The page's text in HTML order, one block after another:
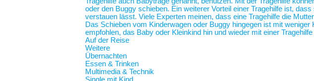
oder den Buggy schieben. Ein weiterer Vorteil einer Tragehilfe ist,
verstauen lässt. Viele Experten meinen, dass eine Tragehilfe die
Das Schieben vom Kinderwagen oder Buggy hingegen ist mit
empfohlen, das Baby oder Kleinkind hin und wieder mit einer
Auf der Reise
Weitere
Übernachten
Essen & Trinken
Multimedia & Technik